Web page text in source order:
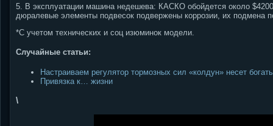
5. В эксплуатации машина недешева: КАСКО обойдется около
дюралевые элементы подвесок подвержены коррозии, их подмена
*С учетом технических и соц изюминок модели.
Случайные статьи:
Настраиваем регулятор тормозных сил «колдун» несет
Привязка к… жизни
\